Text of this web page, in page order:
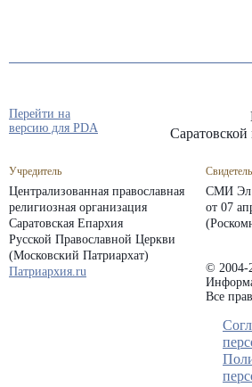
Учредитель
Централизованная православная
религиозная организация
Саратовская Епархия
Русской Православной Церкви
(Московский Патриархат)
Патриархия.ru
СМИ Эл
от 07
© 2004-
Все
Перейти на
версию для PDA